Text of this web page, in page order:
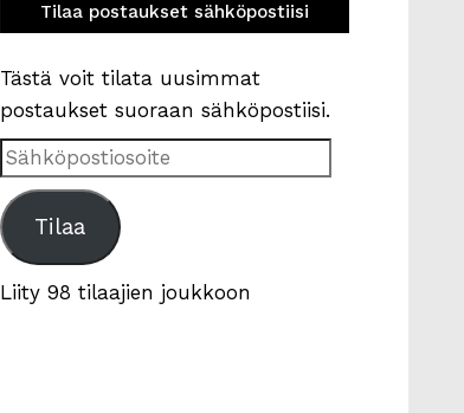
Tilaa postaukset sähköpostiisi
Tästä voit tilata uusimmat
postaukset suoraan sähköpostiisi.
Sähköpostiosoite
Tilaa
Liity 98 tilaajien joukkoon